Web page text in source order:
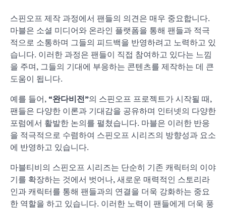
스핀오프 제작 과정에서 팬들의 의견은 매우 중요합니다.
마블은 소셜 미디어와 온라인 플랫폼을 통해 팬들과 적극
적으로 소통하며 그들의 피드백을 반영하려고 노력하고 있
습니다. 이러한 과정은 팬들이 직접 참여하고 있다는 느낌
을 주며, 그들의 기대에 부응하는 콘텐츠를 제작하는 데 큰
도움이 됩니다.
예를 들어, “완다비전”의 스핀오프 프로젝트가 시작될 때,
팬들은 다양한 이론과 기대감을 공유하며 인터넷의 다양한
포럼에서 활발한 논의를 펼쳤습니다. 마블은 이러한 반응
을 적극적으로 수렴하여 스핀오프 시리즈의 방향성과 요소
에 반영하고 있습니다.
마블티비의 스핀오프 시리즈는 단순히 기존 캐릭터의 이야
기를 확장하는 것에서 벗어나, 새로운 매력적인 스토리라
인과 캐릭터를 통해 팬들과의 연결을 더욱 강화하는 중요
한 역할을 하고 있습니다. 이러한 노력이 팬들에게 더욱 풍